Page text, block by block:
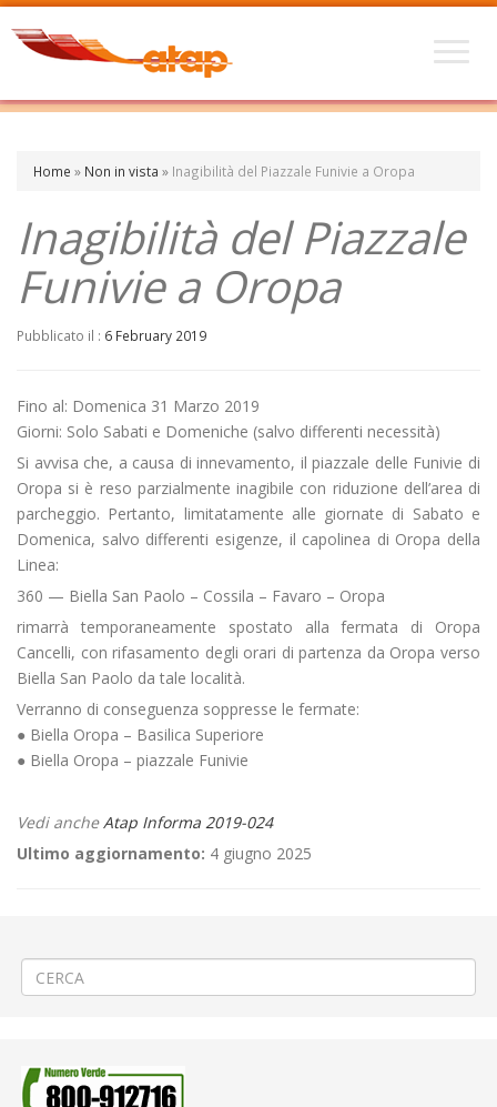
Home » Non in vista » Inagibilità del Piazzale Funivie a Oropa
Inagibilità del Piazzale
Funivie a Oropa
Pubblicato il : 6 February 2019
Fino al: Domenica 31 Marzo 2019
Giorni: Solo Sabati e Domeniche (salvo differenti necessità)
Si avvisa che, a causa di innevamento, il piazzale delle Funivie di
Oropa si è reso parzialmente inagibile con riduzione dell’area di
parcheggio. Pertanto, limitatamente alle giornate di Sabato e
Domenica, salvo differenti esigenze, il capolinea di Oropa della
Linea:
360 — Biella San Paolo – Cossila – Favaro – Oropa
rimarrà temporaneamente spostato alla fermata di Oropa
Cancelli, con rifasamento degli orari di partenza da Oropa verso
Biella San Paolo da tale località.
Verranno di conseguenza soppresse le fermate:
● Biella Oropa – Basilica Superiore
● Biella Oropa – piazzale Funivie
Vedi ancheAtap Informa 2019-024
Ultimo aggiornamento: 4 giugno 2025